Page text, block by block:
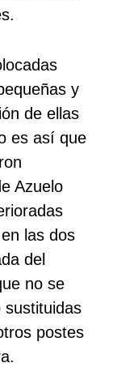
y
de ellas
es así que
Azuelo
las dos
del
no se
sustituidas
postes